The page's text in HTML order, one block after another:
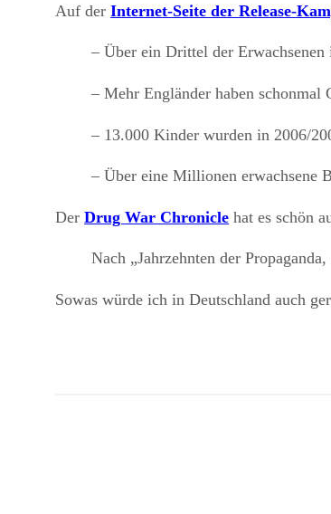
Auf derInternet-Seite der Release-
– Über ein Drittel der
– Mehr Engländer haben schonmal
– 13.000 Kinder wurden in 2006/
– Über eine Millionen erwachsene
DerDrug War Chronicle hat es schön
Nach „Jahrzehnten der
Sowas würde ich in Deutschland auch